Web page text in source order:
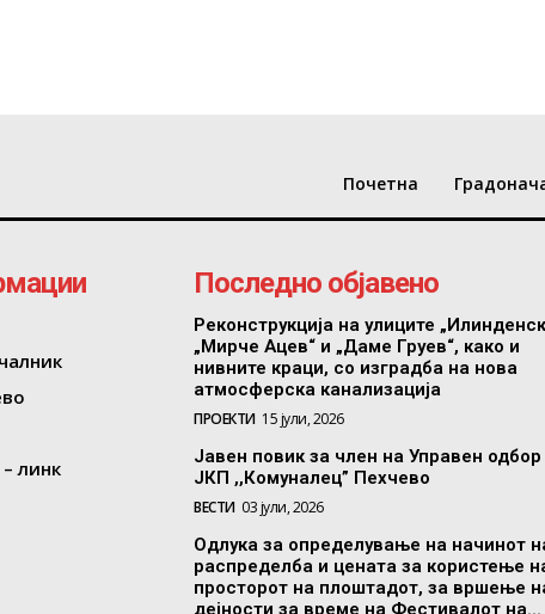
Почетна
линк
Последно објавено
Реконструкција на улиците
„Мирче Ацев“ и „Даме Груев“, како и
нивните краци, со изградба на нова
атмосферска канализација
ПРОЕКТИ 15 јули, 2026
Јавен повик за член на Управен одбор
ЈКП ,,Комуналец” Пехчево
ВЕСТИ 03 јули, 2026
Одлука за определување на начинот
распределба и цената за користење
просторот на плоштадот, за вршење
дејности за време на Фестивалот на...